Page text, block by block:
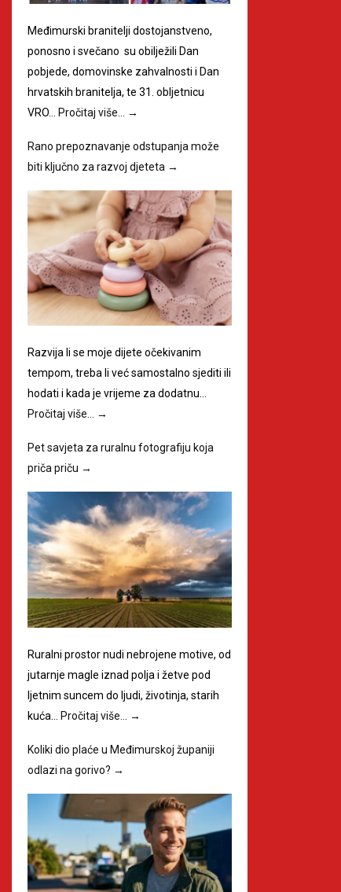
Međimurski branitelji dostojanstveno,
ponosno i svečano su obilježili Dan
pobjede, domovinske zahvalnosti i Dan
hrvatskih branitelja, te 31. obljetnicu
VRO… Pročitaj više… →
Rano prepoznavanje odstupanja može
biti ključno za razvoj djeteta →
Razvija li se moje dijete očekivanim
tempom, treba li već samostalno sjediti ili
hodati i kada je vrijeme za dodatnu…
Pročitaj više… →
Pet savjeta za ruralnu fotografiju koja
priča priču →
Ruralni prostor nudi nebrojene motive, od
jutarnje magle iznad polja i žetve pod
ljetnim suncem do ljudi, životinja, starih
kuća…
Pročitaj više… →
Koliki dio plaće u Međimurskoj županiji
odlazi na gorivo? →